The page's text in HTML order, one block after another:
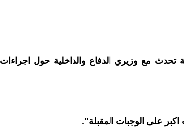
تحدث مع وزيري الدفاع والداخلية حول اجراءات
على الوجبات المقبلة".